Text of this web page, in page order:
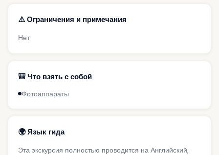
⚠️ Ограничения и примечания
Нет
🎒 Что взять с собой
Фотоаппараты
🌍 Язык гида
Эта экскурсия полностью проводится на Английский,